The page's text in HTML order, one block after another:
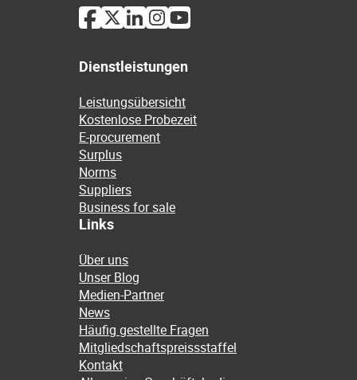
Dienstleistungen
Leistungsübersicht
Kostenlose Probezeit
E-procurement
Surplus
Norms
Suppliers
Business for sale
Links
Über uns
Unser Blog
Medien-Partner
News
Häufig gestellte Fragen
Mitgliedschaftspreissstaffel
Kontakt